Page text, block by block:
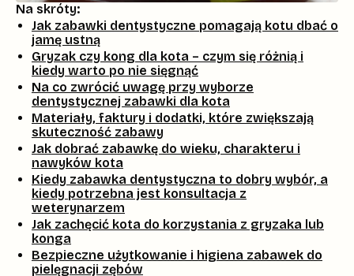
Na skróty:
Jak zabawki dentystyczne pomagają kotu dbać o
jamę ustną
Gryzak czy kong dla kota – czym się różnią i
kiedy warto po nie sięgnąć
Na co zwrócić uwagę przy wyborze
dentystycznej zabawki dla kota
Materiały, faktury i dodatki, które zwiększają
skuteczność zabawy
Jak dobrać zabawkę do wieku, charakteru i
nawyków kota
Kiedy zabawka dentystyczna to dobry wybór, a
kiedy potrzebna jest konsultacja z
weterynarzem
Jak zachęcić kota do korzystania z gryzaka lub
konga
Bezpieczne użytkowanie i higiena zabawek do
pielęgnacji zębów